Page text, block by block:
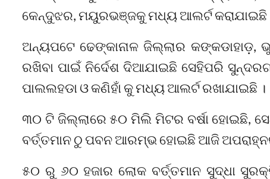
କେନ୍ଦୁଝର, ମୟୁରଭଞ୍ଜକୁ ମଧ୍ୟ ଆଲର୍ଟ କରାଯାଇଛି
ଅନ୍ୟପଟେ ଢେଙ୍କାନାଳ ଜିଲ୍ଲାର
ରଖିବା ପାଇଁ ନିର୍ଦେଶ ଦିଆଯାଇଛି ସେହିପରି
ପାଲଲହଡା ଓ କଣିହାଁ କୁ ମଧ୍ୟ ଆଲର୍ଟ ରଖାଯାଇଛି ।
୩୦ ଟି ଜିଲ୍ଲାରେ ୫୦ ମିଲି ମିଟର ବର୍ଷା ହୋଇଛି,
ବର୍ତ୍ତମାନ ଠୁ ପବନ ଆରମ୍ଭ ହୋଇଛି ଆଜି
୫୦ ରୁ ୬୦ ହଜାର ଲୋକ ବର୍ତ୍ତମାନ ସୁଦ୍ଧା